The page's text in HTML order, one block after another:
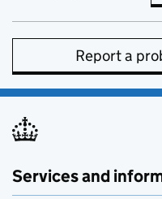
Report a
Services and